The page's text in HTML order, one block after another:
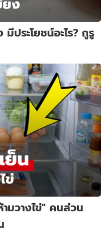
ประโยชน์อะไร? กูรู
มวางไข่" คนส่วน